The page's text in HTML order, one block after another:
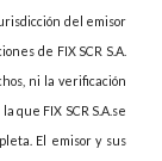
del emisor
de FIX SCR S.A.
ni la verificación
que FIX SCR S.A.se
El emisor y sus